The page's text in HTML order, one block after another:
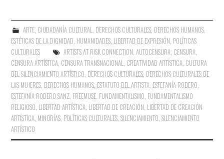
ARTE, CIUDADANÍA CULTURAL, DERECHOS CULTURALES, DERECHOS HUMANOS,
ESTÉTICAS DE LA DIGNIDAD, HUMANIDADES, LIBERTAD DE EXPRESIÓN, POLÍTICAS
CULTURALES
ARTISTS AT RISK CONNECTION, AUTOCENSURA, CENSURA,
CENSURA ARTÍSTICA, CENSURA TRANSNACIONAL, CREATIVIDAD ARTÍSTICA, CULTURA
DEL SILENCIAMIENTO ARTÍSTICO, DERECHOS CULTURALES, DERECHOS CULTURALES DE
LAS MUJERES, DERECHOS HUMANOS, ESTATUTO DEL ARTISTA, ESTEFANÍA RODERO,
ESTEFANÍA RODERO SANZ, FREEMUSE, FUNDAMENTALISMO, FUNDAMENTALISMO
RELIGIOSO, LIBERTAD ARTÍSTICA, LIBERTAD DE CREACIÓN, LIBERTAD DE CREACIÓN
ARTÍSTICA, MINORÍAS, POLÍTICAS CULTURALES,SILENCIAMIENTO,SILENCIAMIENTO
ARTÍSTICO